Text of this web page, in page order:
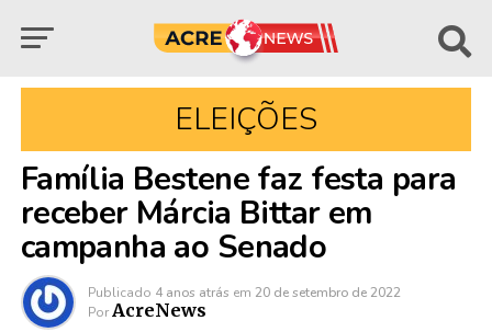
ELEIÇÕES
Família Bestene faz festa para
receber Márcia Bittar em
campanha ao Senado
Publicado 4 anos atrás em 20 de setembro de 2022
Por AcreNews